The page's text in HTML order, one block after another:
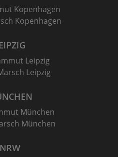
Kopenhagen
Kopenhagen
Leipzig
Leipzig
München
München
NRW